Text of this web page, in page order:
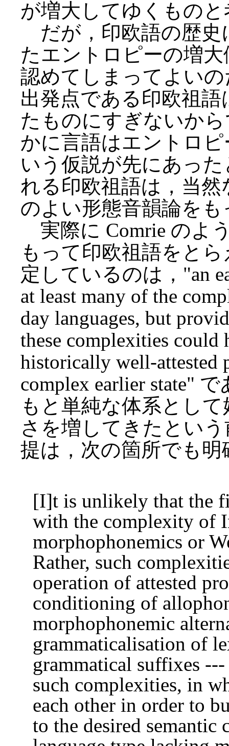
が増大してゆくもの
だが，印欧語の歴史
たエントロピーの増
認めてしまってよい
出発点である印欧祖
たものにすぎないか
かに言語はエントロ
いう仮説が先にあっ
れる印欧祖語は，当
のよい形態音韻論を
実際に Comrie のよ
もって印欧祖語をと
定しているのは，"an
at least many of the
day languages, but
these complexities could
historically well-attested
complex earlier state"
もと単純な体系とし
さを増してきたとい
提は，次の箇所でも明
[I]t is unlikely that the
with the complexity of
morphophonemics or
Rather, such
operation of attested
conditioning of
morphophonemic
grammaticalisation of
grammatical suffixes
such complexities, in
each other in order to
to the desired semantic